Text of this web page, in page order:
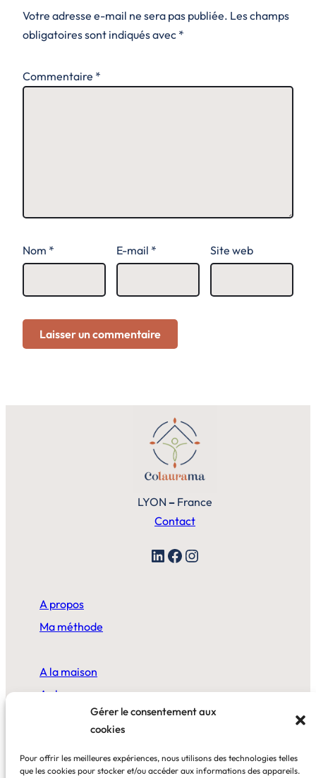
Gérer le consentement aux
cookies
Pour offrir les meilleures expériences, nous utilisons des technologies telles
que les cookies pour stocker et/ou accéder aux informations des appareils.
Votre adresse e-mail ne sera pas publiée. Les champs
obligatoires sont indiqués avec *
Commentaire *
Nom * E-mail * Site web
LYON – France
Contact
LinkedIn Facebook Instagram
A propos
Ma méthode
A la maison
Au bureau
Blog